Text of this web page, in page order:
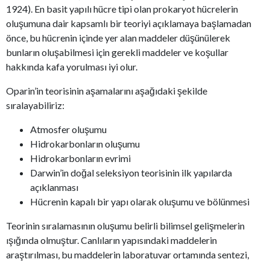
1924). En basit yapılı hücre tipi olan prokaryot hücrelerin
oluşumuna dair kapsamlı bir teoriyi açıklamaya başlamadan
önce, bu hücrenin içinde yer alan maddeler düşünülerek
bunların oluşabilmesi için gerekli maddeler ve koşullar
hakkında kafa yorulması iyi olur.
Oparin’in teorisinin aşamalarını aşağıdaki şekilde
sıralayabiliriz:
Atmosfer oluşumu
Hidrokarbonların oluşumu
Hidrokarbonların evrimi
Darwin’in doğal seleksiyon teorisinin ilk yapılarda
açıklanması
Hücrenin kapalı bir yapı olarak oluşumu ve bölünmesi
Teorinin sıralamasının oluşumu belirli bilimsel gelişmelerin
ışığında olmuştur. Canlıların yapısındaki maddelerin
araştırılması, bu maddelerin laboratuvar ortamında sentezi,